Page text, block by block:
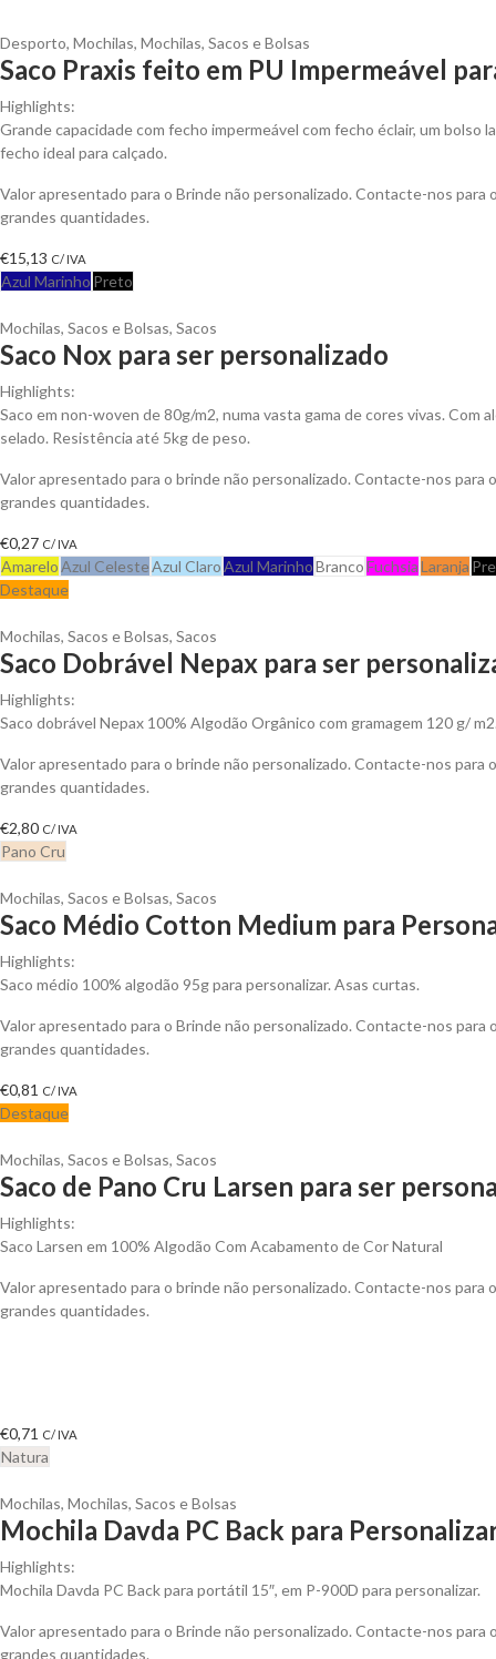
Desporto, Mochilas, Mochilas, Sacos e Bolsas
Saco Praxis feito em PU Impermeável
Highlights:
Grande capacidade com fecho impermeável com fecho éclair, um bolso
fecho ideal para calçado.
Valor apresentado para o Brinde não personalizado. Contacte-nos
grandes quantidades.
€15,13 C/ IVA
Azul Marinho Preto
Mochilas, Sacos e Bolsas, Sacos
Saco Nox para ser personalizado
Highlights:
Saco em non-woven de 80g/m2, numa vasta gama de cores vivas.
selado. Resistência até 5kg de peso.
Valor apresentado para o brinde não personalizado. Contacte-nos para
grandes quantidades.
€0,27 C/ IVA
AmareloAzul CelesteAzul ClaroAzul MarinhoBrancoFuchsiaLaranja
Destaque
Mochilas, Sacos e Bolsas, Sacos
Saco Dobrável Nepax para ser
Highlights:
Saco dobrável Nepax 100% Algodão Orgânico com gramagem 120 g/
Valor apresentado para o brinde não personalizado. Contacte-nos para
grandes quantidades.
€2,80 C/ IVA
Pano Cru
Mochilas, Sacos e Bolsas, Sacos
Saco Médio Cotton Medium para
Highlights:
Saco médio 100% algodão 95g para personalizar. Asas curtas.
Valor apresentado para o Brinde não personalizado. Contacte-nos
grandes quantidades.
€0,81 C/ IVA
Destaque
Mochilas, Sacos e Bolsas, Sacos
Saco de Pano Cru Larsen para ser
Highlights:
Saco Larsen em 100% Algodão Com Acabamento de Cor Natural
Valor apresentado para o brinde não personalizado. Contacte-nos para
grandes quantidades.
€0,71 C/ IVA
Natura
Mochilas, Mochilas, Sacos e Bolsas
Mochila Davda PC Back para
Highlights:
Mochila Davda PC Back para portátil 15″, em P-900D para personalizar.
Valor apresentado para o Brinde não personalizado. Contacte-nos
grandes quantidades.